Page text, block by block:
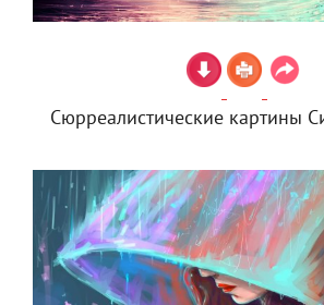
Сюрреалистические картины